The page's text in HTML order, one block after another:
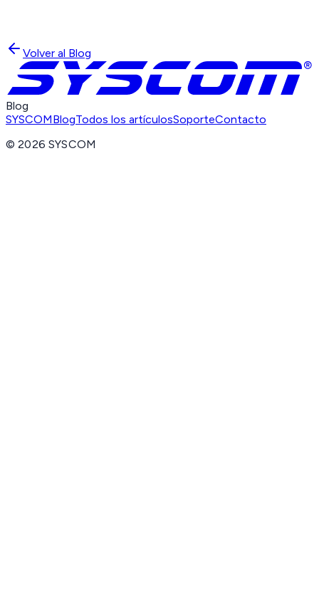
Volver al Blog
Blog
SYSCOMBlogTodos los artículosSoporteContacto
©2026 SYSCOM